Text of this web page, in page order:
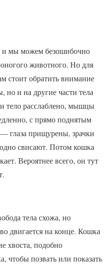
мы можем безошибочно
животного. Но для
стоит обратить внимание
но и на другие части тела
тело расслаблено, мышцы
с прямо поднятым
глаза прищурены, зрачки
свисают. Потом кошка
Вероятнее всего, он тут
тела схожа, но
двигается на конце. Кошка
хвоста, подобно
чтобы позвать или показать